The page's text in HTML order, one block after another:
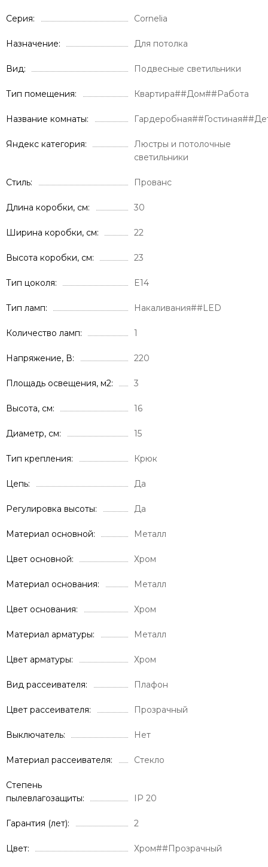
Серия Cornelia
Назначение Для потолка
Вид Подвесные светильники
Тип помещения Квартира##Дом##Работа
Название комнаты
Яндекс категория
Люстры и потолочные
светильники
Стиль Прованс
Длина коробки, см 30
Ширина коробки, см 22
Высота коробки, см 23
Тип цоколя E14
Тип ламп Накаливания##LED
Количество ламп 1
Напряжение, В 220
Площадь освещения, м2 3
Высота, см 16
Диаметр, см 15
Тип крепления Крюк
Цепь Да
Регулировка высоты Да
Материал основной Металл
Цвет основной Хром
Материал основания Металл
Цвет основания Хром
Материал арматуры Металл
Цвет арматуры Хром
Вид рассеивателя Плафон
Цвет рассеивателя Прозрачный
Выключатель Нет
Материал рассеивателя Стекло
Степень
пылевлагозащиты
IP 20
Гарантия (лет) 2
Цвет Хром##Прозрачный